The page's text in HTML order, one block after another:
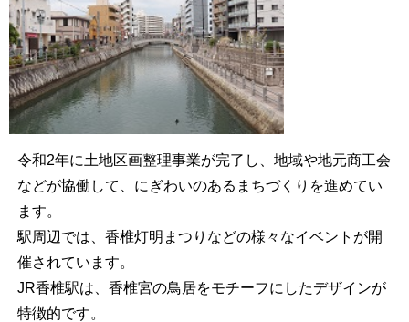
令和2年に土地区画整理事業が完了し、地域や地元商工会
などが協働して、にぎわいのあるまちづくりを進めてい
ます。
駅周辺では、香椎灯明まつりなどの様々なイベントが開
催されています。
JR香椎駅は、香椎宮の鳥居をモチーフにしたデザインが
特徴的です。